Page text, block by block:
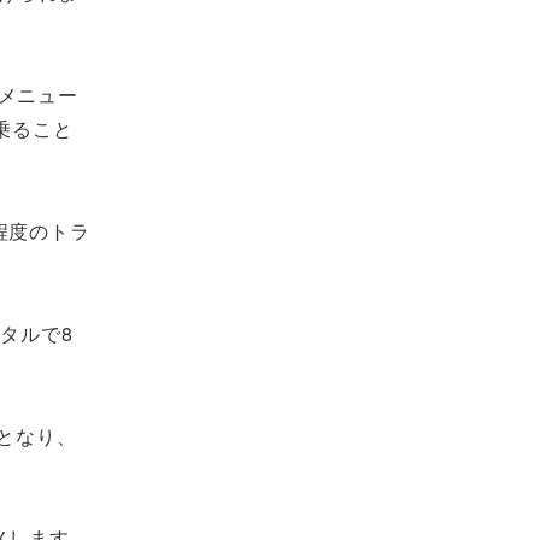
ニュー
ること
のトラ
ルで8
り、